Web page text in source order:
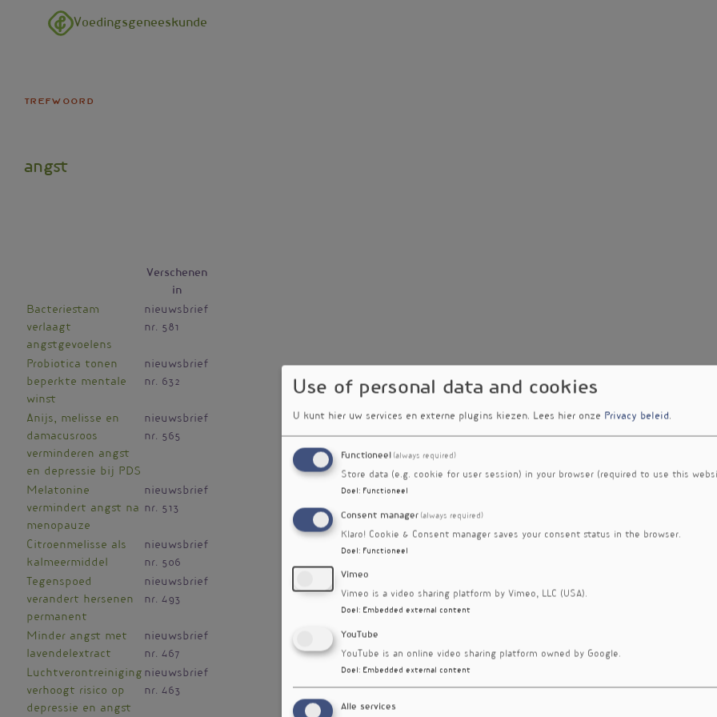
Overslaan en naar de inhoud gaan
Voedingsgeneeskunde
trefwoord
angst
Verschenen
in
Bacteriestam
verlaagt
angstgevoelens
nieuwsbrief
nr. 581
Probiotica tonen
beperkte mentale
winst
nieuwsbrief
nr. 632
Anijs, melisse en
damacusroos
verminderen angst
en depressie bij PDS
nieuwsbrief
nr. 565
Melatonine
vermindert angst na
menopauze
nieuwsbrief
nr. 513
Citroenmelisse als
kalmeermiddel
nieuwsbrief
nr. 506
Tegenspoed
verandert hersenen
permanent
nieuwsbrief
nr. 493
Minder angst met
lavendelextract
nieuwsbrief
nr. 467
Luchtverontreiniging
verhoogt risico op
depressie en angst
nieuwsbrief
nr. 463
Use of personal data and cookies
U kunt hier uw services en externe plugins kiezen. Lees hier onze Privacy beleid.
Functioneel (always required)
Store data (e.g. cookie for user session) in your browser (required to use this
Doel : Functioneel
Consent manager (always required)
Klaro! Cookie & Consent manager saves your consent status in the browser.
Doel : Functioneel
Vimeo
Vimeo is a video sharing platform by Vimeo, LLC (USA).
Doel : Embedded external content
YouTube
YouTube is an online video sharing platform owned by Google.
Doel : Embedded external content
Alle services